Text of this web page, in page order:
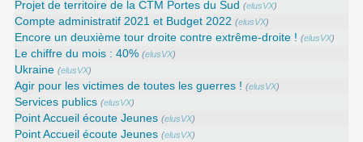
Projet de territoire de la CTM Portes du Sud (elusVX)
Compte administratif 2021 et Budget 2022 (elusVX)
Encore un deuxième tour droite contre extrême-droite ! (elusVX)
Le chiffre du mois : 40% (elusVX)
Ukraine (elusVX)
Agir pour les victimes de toutes les guerres ! (elusVX)
Services publics (elusVX)
Point Accueil écoute Jeunes (elusVX)
Point Accueil écoute Jeunes (elusVX)